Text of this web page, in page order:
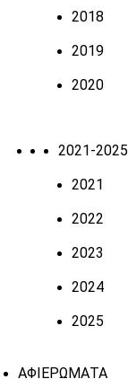
2018
2019
2020
2021-2025
2021
2022
2023
2024
2025
ΑΦΙΕΡΩΜΑΤΑ